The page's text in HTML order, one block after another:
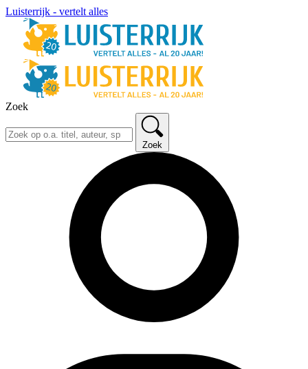
Luisterrijk - vertelt alles
Zoek
Zoek